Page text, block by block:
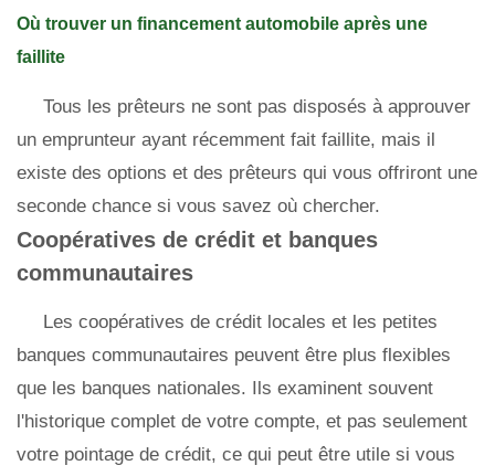
Où trouver un financement automobile après une
faillite
Tous les prêteurs ne sont pas disposés à approuver
un emprunteur ayant récemment fait faillite, mais il
existe des options et des prêteurs qui vous offriront une
seconde chance si vous savez où chercher.
Coopératives de crédit et banques
communautaires
Les coopératives de crédit locales et les petites
banques communautaires peuvent être plus flexibles
que les banques nationales. Ils examinent souvent
l'historique complet de votre compte, et pas seulement
votre pointage de crédit, ce qui peut être utile si vous